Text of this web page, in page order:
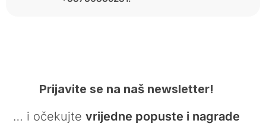
Prijavite se na naš newsletter!
… i očekujte vrijedne popuste i nagrade